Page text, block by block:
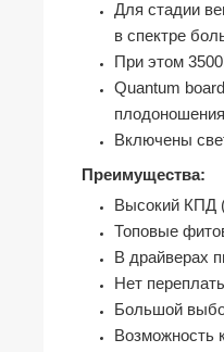
Для стадии
в спектре
При этом
Quantum
Включены
Преимущества:
Высокий КПД
Топовые
В драйверах
Нет
Большой
Возможность